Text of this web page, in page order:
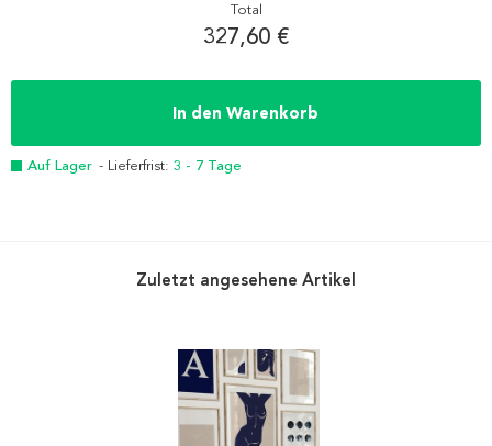
Total
327,60 €
In den Warenkorb
Auf Lager - Lieferfrist: 3 - 7 Tage
Zuletzt angesehene Artikel